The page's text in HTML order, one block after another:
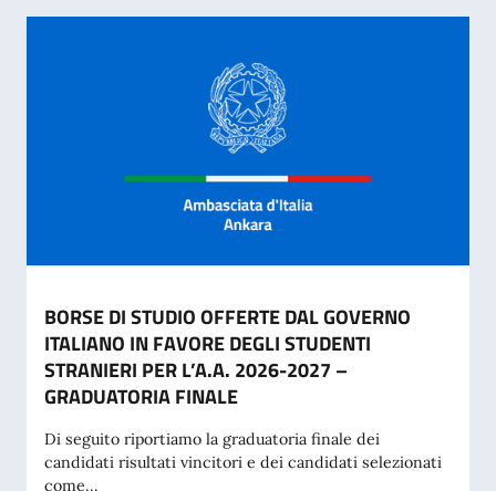
BORSE DI STUDIO OFFERTE DAL GOVERNO
ITALIANO IN FAVORE DEGLI STUDENTI
STRANIERI PER L’A.A. 2026-2027 –
GRADUATORIA FINALE
Di seguito riportiamo la graduatoria finale dei
candidati risultati vincitori e dei candidati selezionati
come...